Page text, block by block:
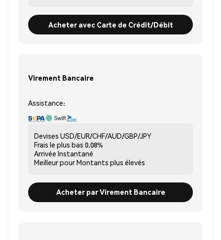
Acheter avec Carte de Crédit/Débit
Virement Bancaire
Assistance:
Devises USD/EUR/CHF/AUD/GBP/JPY
Frais le plus bas 0.08%
Arrivée Instantané
Meilleur pourMontants plus élevés
Acheter par Virement Bancaire